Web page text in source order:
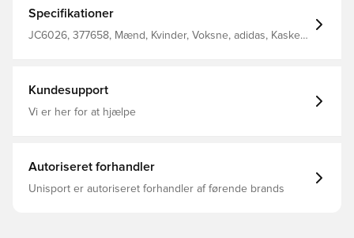
sporty finish. Onesize 100 % bomuld Let buet skygge D-
ring lukning
Specifikationer
JC6026, 377658, Mænd, Kvinder, Voksne, adidas, Kasket,
Kundesupport
Vi er her for at hjælpe
Autoriseret forhandler
Unisport er autoriseret forhandler af førende brands